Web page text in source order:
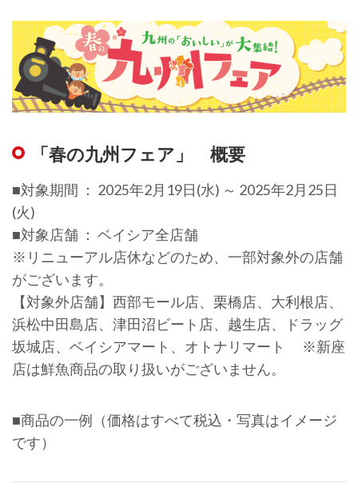
「春の九州フェア」 概要
■対象期間 ： 2025年2月19日(水) ～ 2025年2月25日
(火)
■対象店舗 ： ベイシア全店舗
※リニューアル店休などのため、一部対象外の店舗
がございます。
【対象外店舗】西部モール店、栗橋店、大利根店、
浜松中田島店、津田沼ビート店、越生店、ドラッグ
坂城店、ベイシアマート、オトナリマート ※新座
店は鮮魚商品の取り扱いがございません。
■商品の一例（価格はすべて税込・写真はイメージ
です）